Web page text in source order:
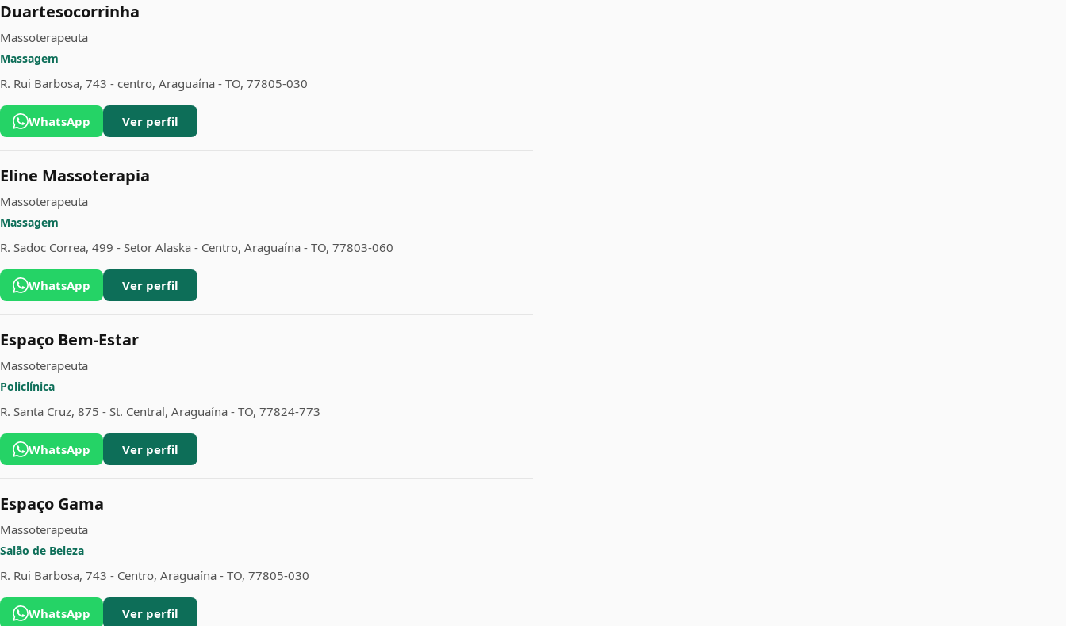
Duartesocorrinha
Massoterapeuta
Massagem
R. Rui Barbosa, 743 - centro, Araguaína - TO, 77805-030
WhatsApp Ver perfil
Eline Massoterapia
Massoterapeuta
Massagem
R. Sadoc Correa, 499 - Setor Alaska - Centro, Araguaína - TO, 77803-060
WhatsApp Ver perfil
Espaço Bem-Estar
Massoterapeuta
Policlínica
R. Santa Cruz, 875 - St. Central, Araguaína - TO, 77824-773
WhatsApp Ver perfil
Espaço Gama
Massoterapeuta
Salão de Beleza
R. Rui Barbosa, 743 - Centro, Araguaína - TO, 77805-030
WhatsApp Ver perfil